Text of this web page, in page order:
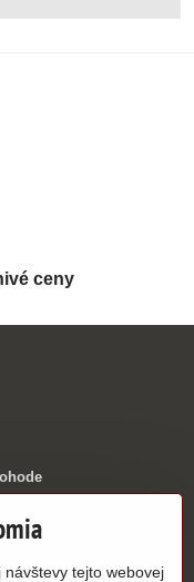
ceny
tejto webovej